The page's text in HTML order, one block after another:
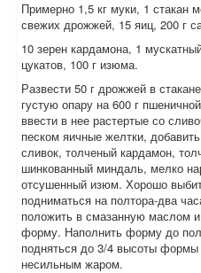
Примерно 1,5 кг муки, 1 стакан
свежих дрожжей, 15 яиц, 200 г
10 зерен кардамона, 1
цукатов, 100 г изюма.
Развести 50 г дрожжей в
густую опару на 600 г
ввести в нее растертые со
песком яичные желтки,
сливок, толченый кардамон,
шинкованный миндаль, мелко
отсушенный изюм. Хорошо
подниматься на полтора-два
положить в смазанную маслом
форму. Наполнить форму до
подняться до 3/4 высоты формы
несильным жаром.